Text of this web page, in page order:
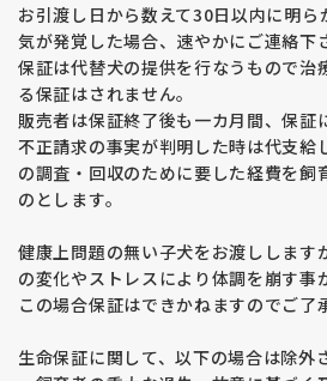
お引渡し日から数えて30日以内に明
気が発覚した場合、速やかにご連絡下
保証は代替犬の提供を行なうもので治
る保証はされません。
販売者は保証終了後も一カ月間、保証
不正請求の事実が判明した時は代支給
の調査・回収のために要した経費を飼
のとします。
健康上問題の無い子犬をお渡しします
の変化やストレスにより体調を崩す事
この場合保証はできかねますのでご了
生命保証に関して、以下の場合は除外